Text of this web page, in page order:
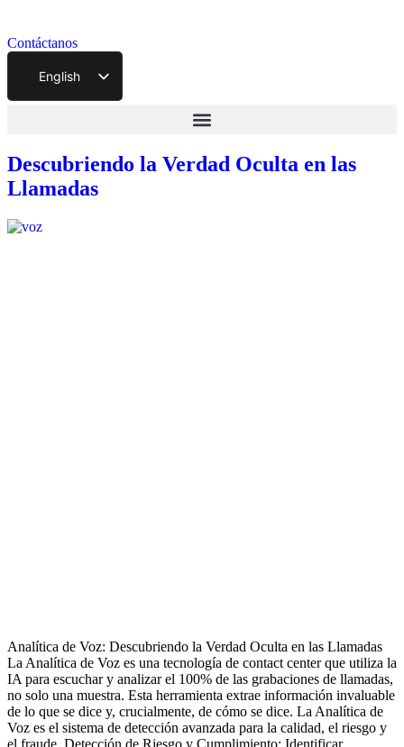
Contáctanos
English
Descubriendo la Verdad Oculta en las
Llamadas
Analítica de Voz: Descubriendo la Verdad Oculta en las Llamadas
La Analítica de Voz es una tecnología de contact center que utiliza la
IA para escuchar y analizar el 100% de las grabaciones de llamadas,
no solo una muestra. Esta herramienta extrae información invaluable
de lo que se dice y, crucialmente, de cómo se dice. La Analítica de
Voz es el sistema de detección avanzada para la calidad, el riesgo y
el fraude. Detección de Riesgo y Cumplimiento: Identificar